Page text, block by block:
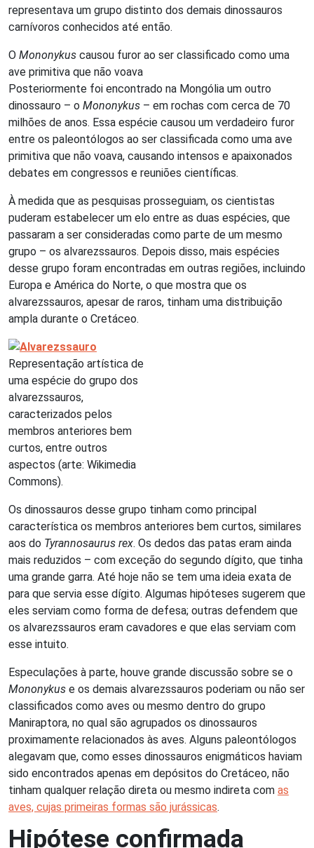
representava um grupo distinto dos demais dinossauros
carnívoros conhecidos até então.
O Mononykus causou furor ao ser classificado como uma
ave primitiva que não voava
Posteriormente foi encontrado na Mongólia um outro
dinossauro – o Mononykus – em rochas com cerca de 70
milhões de anos. Essa espécie causou um verdadeiro furor
entre os paleontólogos ao ser classificada como uma ave
primitiva que não voava, causando intensos e apaixonados
debates em congressos e reuniões científicas.
À medida que as pesquisas prosseguiam, os cientistas
puderam estabelecer um elo entre as duas espécies, que
passaram a ser consideradas como parte de um mesmo
grupo – os alvarezssauros. Depois disso, mais espécies
desse grupo foram encontradas em outras regiões, incluindo
Europa e América do Norte, o que mostra que os
alvarezssauros, apesar de raros, tinham uma distribuição
ampla durante o Cretáceo.
Representação artística de
uma espécie do grupo dos
alvarezssauros,
caracterizados pelos
membros anteriores bem
curtos, entre outros
aspectos (arte: Wikimedia
Commons).
Os dinossauros desse grupo tinham como principal
característica os membros anteriores bem curtos, similares
aos do Tyrannosaurus rex. Os dedos das patas eram ainda
mais reduzidos – com exceção do segundo dígito, que tinha
uma grande garra. Até hoje não se tem uma ideia exata de
para que servia esse dígito. Algumas hipóteses sugerem que
eles serviam como forma de defesa; outras defendem que
os alvarezssauros eram cavadores e que elas serviam com
esse intuito.
Especulações à parte, houve grande discussão sobre se o
Mononykus e os demais alvarezssauros poderiam ou não ser
classificados como aves ou mesmo dentro do grupo
Maniraptora, no qual são agrupados os dinossauros
proximamente relacionados às aves. Alguns paleontólogos
alegavam que, como esses dinossauros enigmáticos haviam
sido encontrados apenas em depósitos do Cretáceo, não
tinham qualquer relação direta ou mesmo indireta com as
aves, cujas primeiras formas são jurássicas.
Hipótese confirmada